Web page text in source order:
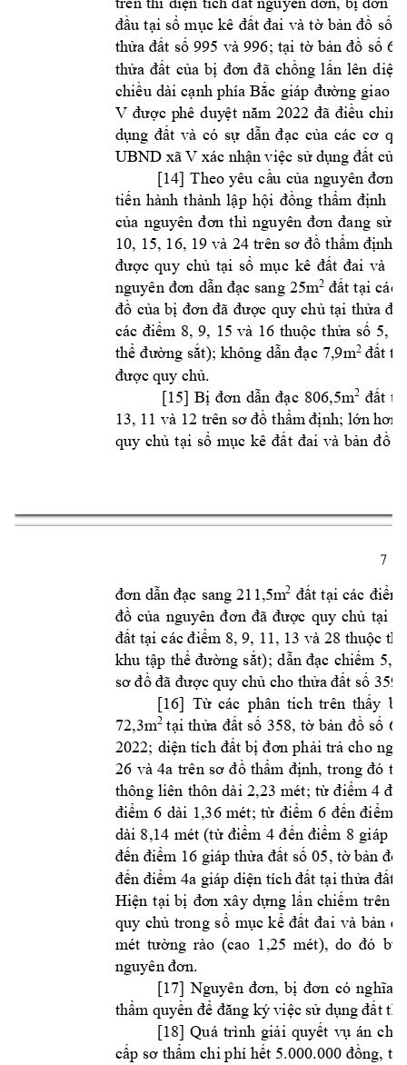
đầu tại sổ mục kê đất đai và tờ bản đồ số
thửa đất số 995 và 996; tại tờ bản đồ số 66
thửa đất của bị đơn đã chồng lấn lên diện
chiều dài cạnh phía Bắc giáp đường giao
V được phê duyệt năm 2022 đã điều
dụng đất và có sự dẫn đạc của các cơ
UBND xã V xác nhận việc sử dụng đất củ
[14] Theo yêu cầu của nguyên đơn
tiến hành thành lập hội đồng thẩm định
của nguyên đơn thì nguyên đơn đang sử
10, 15, 16, 19 và 24 trên sơ đồ thẩm định;
được quy chủ tại sổ mục kê đất đai và
nguyên đơn dẫn đạc sang 25m2 đất tại các
đồ của bị đơn đã được quy chủ tại thửa
các điểm 8, 9, 15 và 16 thuộc thửa số 5,
thể đường sắt); không dẫn đạc 7,9m2 đất
được quy chủ.
[15] Bị đơn dẫn đạc 806,5m2 đất
13, 11 và 12 trên sơ đồ thẩm định; lớn hơn
quy chủ tại sổ mục kê đất đai và bản đồ
7
đơn dẫn đạc sang 211,5m2 đất tại các điểm
đồ của nguyên đơn đã được quy chủ tại
đất tại các điểm 8, 9, 11, 13 và 28 thuộc
khu tập thể đường sắt); dẫn đạc chiếm
sơ đồ đã được quy chủ cho thửa đất số 359,
[16] Từ các phân tich trên thấy bị
72,3m2 tại thửa đất số 358, tờ bản đồ số
2022; diện tích đất bị đơn phải trả cho
26 và 4a trên sơ đồ thẩm định, trong đó từ
thông liên thôn dài 2,23 mét; từ điểm 4
điểm 6 dài 1,36 mét; từ điểm 6 đến điểm
dài 8,14 mét (từ điểm 4 đến điểm 8 giáp
đến điểm 16 giáp thửa đất số 05, tờ bản đồ
đến điểm 4a giáp diện tích đất tại thửa đất
Hiện tại bị đơn xây dựng lấn chiếm trên
quy chủ trong sổ mục kể đất đai và bản
mét tường rào (cao 1 ,25 mét), do đó
nguyên đơn.
[17] Nguyên đơn, bị đơn có nghĩa
thẩm quyền để đăng ký việc sử dụng đất
[18] Quá trình giải quyết vụ án chi
cấp sơ thẩm chi phí hết 5.000.000 đồng,